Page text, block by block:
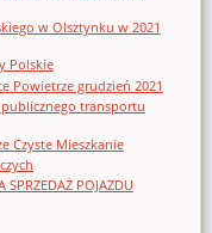
w Olsztynku w 2021
Polskie
Powietrze grudzień 2021
transportu
Czyste Mieszkanie
SPRZEDAŻ POJAZDU